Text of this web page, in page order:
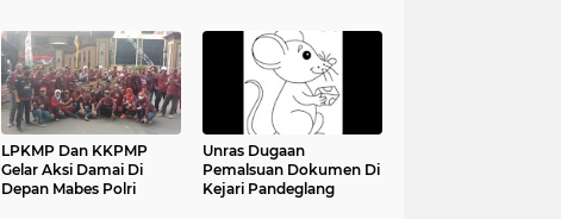
Kemana Kepala DPMPD
LPKMP Dan KKPMP
Gelar Aksi Damai Di
Depan Mabes Polri
Unras Dugaan
Pemalsuan Dokumen Di
Kejari Pandeglang